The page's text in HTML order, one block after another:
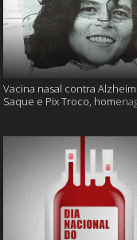
Vacina nasal contra
Saque e Pix Troco,